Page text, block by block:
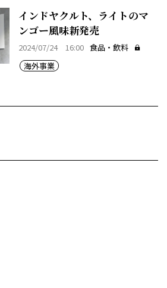
インドヤクルト、ライトのマ
ンゴー風味新発売
2024/07/24 16:00 食品・飲料
海外事業